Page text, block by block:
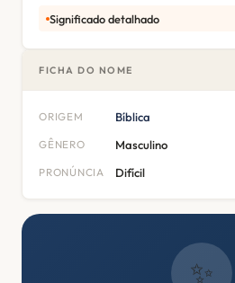
Significado detalhado
FICHA DO NOME
ORIGEM Bíblica
GÊNERO Masculino
PRONÚNCIA Difícil
✨